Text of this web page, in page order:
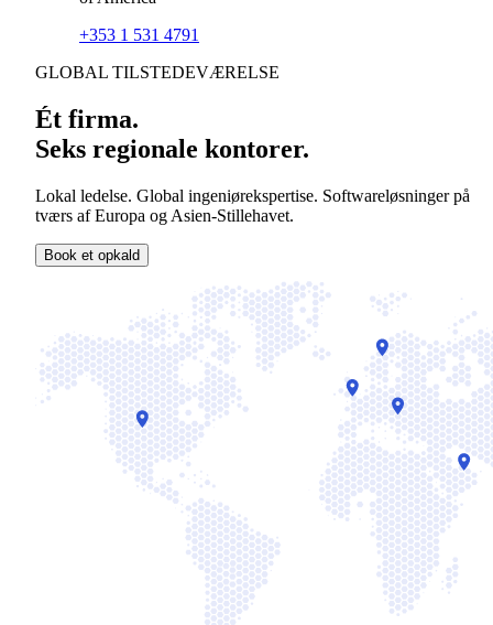
+353 1 531 4791
GLOBAL TILSTEDEVÆRELSE
Ét firma.
Seks regionale kontorer.
Lokal ledelse. Global ingeniørekspertise. Softwareløsninger på
tværs af Europa og Asien-Stillehavet.
Book et opkald